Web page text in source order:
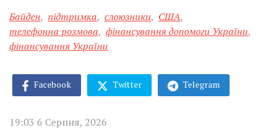
Байден, підтримка, слоюзники, США,
телефонна розмова, фінансування допомоги України,
фінансування України
Facebook Twitter Telegram
19:03 6 Серпня, 2026